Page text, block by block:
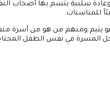
سلبية يتسم بها أصحاب
للمناسبات.
هو يتيم ومنهم من هو من
في نفس الطفل